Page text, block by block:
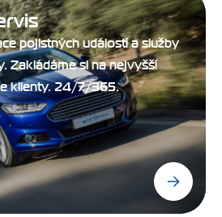
pojistných událostí a služby
Zakládáme si na nejvyšší
klienty. 24/7/365.